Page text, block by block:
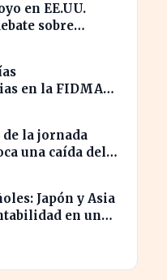
en EE.UU.
sobre
en la FIDMA
Asturias
la jornada
una caída del
Japón y Asia
en un